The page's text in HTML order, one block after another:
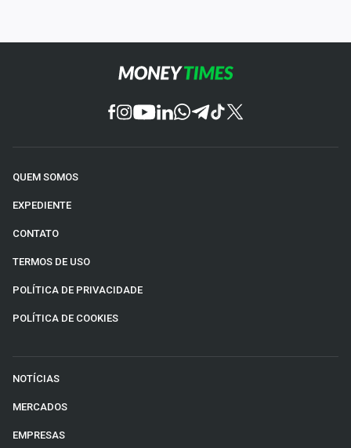
QUEM SOMOS
EXPEDIENTE
CONTATO
TERMOS DE USO
POLÍTICA DE PRIVACIDADE
POLÍTICA DE COOKIES
NOTÍCIAS
MERCADOS
EMPRESAS